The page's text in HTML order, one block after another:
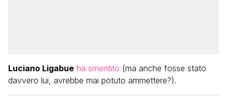
Luciano Ligabue ha smentito (ma anche fosse stato
davvero lui, avrebbe mai potuto ammettere?).